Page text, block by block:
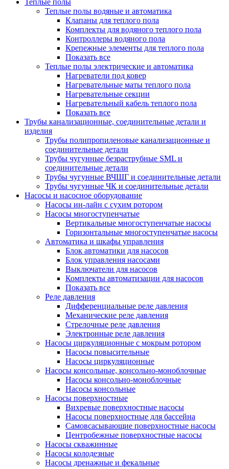
Теплые полы
Теплые полы водяные и автоматика
Клапаны для теплого пола
Комплекты для водяного теплого пола
Контроллеры водяного пола
Крепежные элементы для теплого пола
Показать все
Теплые полы электрические и автоматика
Нагреватели под ковер
Нагревательные маты теплого пола
Нагревательные секции
Нагревательный кабель теплого пола
Показать все
Трубы канализационные, соединительные детали и
изделия
Трубы полипропиленовые канализационные и
соединительные детали
Трубы чугунные безраструбные SML и
соединительные детали
Трубы чугунные ВЧШГ и соединительные детали
Трубы чугунные ЧК и соединительные детали
Насосы и насосное оборудование
Насосы ин-лайн с сухим ротором
Насосы многоступенчатые
Вертикальные многоступенчатые насосы
Горизонтальные многоступенчатые насосы
Автоматика и шкафы управления
Блок автоматики для насосов
Блок управления насосами
Выключатели для насосов
Комплекты автоматизации для насосов
Показать все
Реле давления
Дифференциальные реле давления
Механические реле давления
Стрелочные реле давления
Электронные реле давления
Насосы циркуляционные с мокрым ротором
Насосы повысительные
Насосы циркуляционные
Насосы консольные, консольно-моноблочные
Насосы консольно-моноблочные
Насосы консольные
Насосы поверхностные
Вихревые поверхностные насосы
Насосы поверхностные для бассейна
Самовсасывающие поверхностные насосы
Центробежные поверхностные насосы
Насосы скважинные
Насосы колодезные
Насосы дренажные и фекальные